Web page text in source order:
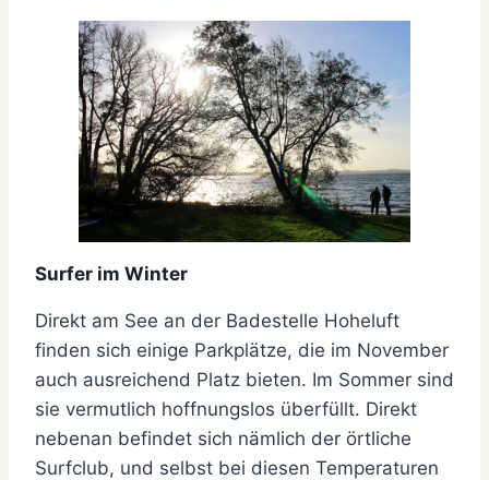
Surfer im Winter
Direkt am See an der Badestelle Hoheluft
finden sich einige Parkplätze, die im November
auch ausreichend Platz bieten. Im Sommer sind
sie vermutlich hoffnungslos überfüllt. Direkt
nebenan befindet sich nämlich der örtliche
Surfclub, und selbst bei diesen Temperaturen